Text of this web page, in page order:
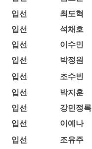
입선
최도혁
입선
석채호
입선
이수민
입선
박정원
입선
조수빈
입선
박지훈
입선
강민정록
입선
이예나
입선
조유주